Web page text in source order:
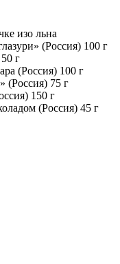
изо льна
(Россия) 100 г
г
(Россия) 100 г
(Россия) 75 г
150 г
(Россия) 45 г